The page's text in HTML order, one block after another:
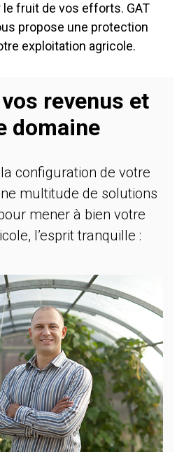
fruit de vos efforts. GAT
propose une protection
exploitation agricole.
revenus et
domaine
configuration de votre
multitude de solutions
mener à bien votre
l’esprit tranquille :